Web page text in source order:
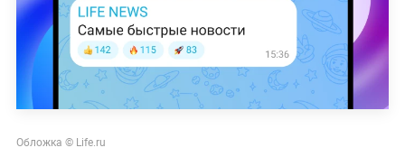
Обложка © Life.ru